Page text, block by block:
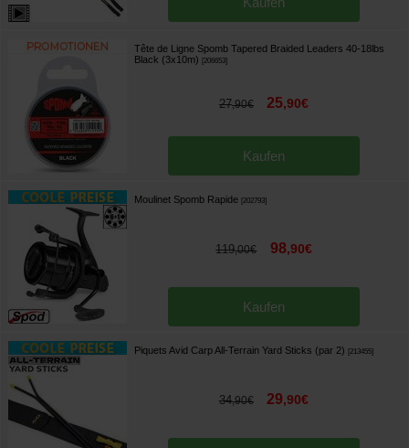
Tête de Ligne Spomb Tapered Braided Leaders 40-18lbs
Black (3x10m)
206653]
27,90€ 25,90€
Kaufen
Moulinet Spomb Rapide 202793]
119,00€ 98,90€
Kaufen
Piquets Avid Carp All-Terrain Yard Sticks (par 2) 213455]
34,90€ 29,90€